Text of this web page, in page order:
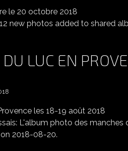
new photos added to shared
LUC EN
L'album photo des
2018-08-20.